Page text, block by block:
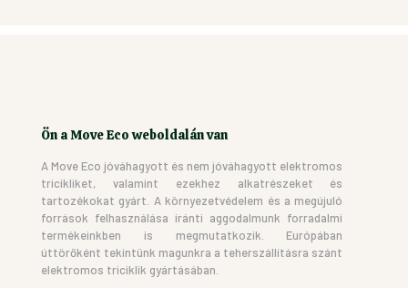
választhatók
Ön a Move Eco weboldalán van
A Move Eco jóváhagyott és nem jóváhagyott elektromos
tricikliket, valamint ezekhez alkatrészeket és
tartozékokat gyárt. A környezetvédelem és a megújuló
források felhasználása iránti aggodalmunk forradalmi
termékeinkben is megmutatkozik. Európában
úttörőként tekintünk magunkra a teherszállításra szánt
elektromos triciklik gyártásában.